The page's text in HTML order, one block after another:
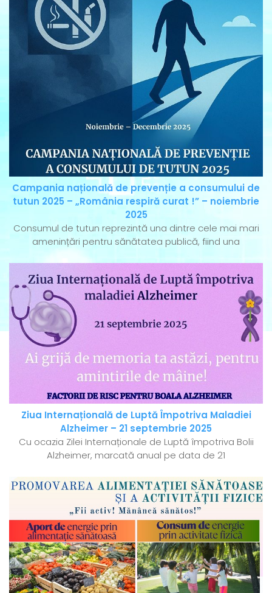
Campania națională de prevenție a consumului de
tutun 2025 – „România respiră curat !” – noiembrie
2025
Consumul de tutun reprezintă una dintre cele mai mari
amenințări pentru sănătatea publică, fiind una
Ziua Internațională de Luptă Împotriva Maladiei
Alzheimer – 21 septembrie 2025
Cu ocazia Zilei Internaționale de Luptă împotriva Bolii
Alzheimer, marcată anual pe data de 21